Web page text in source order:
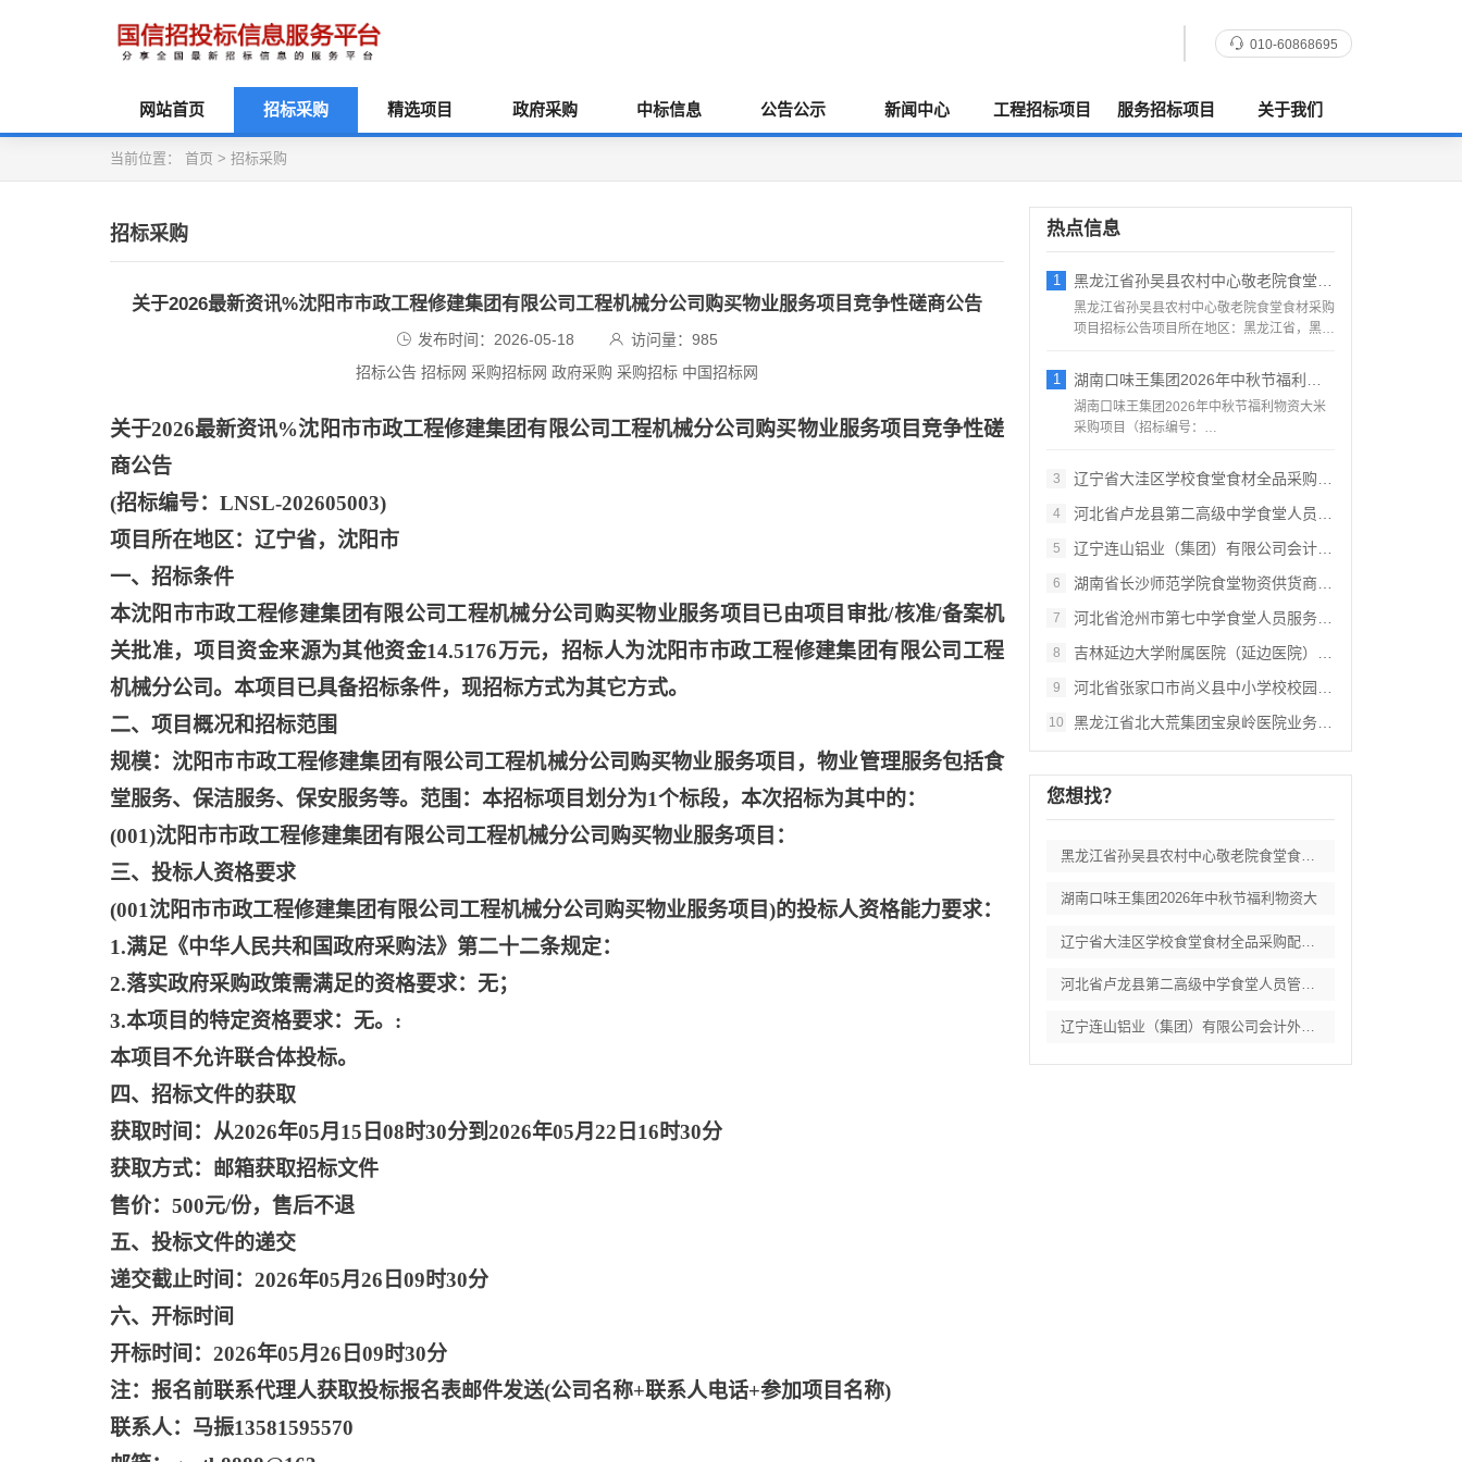
010-60868695
网站首页 招标采购 精选项目 政府采购 中标信息 公告公示 新闻中心 工程招标项目 服务招标项目 关于我们
当前位置： 首页 > 招标采购
招标采购
关于2026最新资讯%沈阳市市政工程修建集团有限公司工程机械分公司购买物业服务项目竞争性磋商公告
发布时间：2026-05-18 访问量：985
招标公告 招标网 采购招标网 政府采购 采购招标 中国招标网
关于2026最新资讯%沈阳市市政工程修建集团有限公司工程机械分公司购买物业服务项目竞争性磋
商公告
(招标编号：LNSL-202605003)
项目所在地区：辽宁省，沈阳市
一、招标条件
本沈阳市市政工程修建集团有限公司工程机械分公司购买物业服务项目已由项目审批/核准/备案机
关批准，项目资金来源为其他资金14.5176万元，招标人为沈阳市市政工程修建集团有限公司工程
机械分公司。本项目已具备招标条件，现招标方式为其它方式。
二、项目概况和招标范围
规模：沈阳市市政工程修建集团有限公司工程机械分公司购买物业服务项目，物业管理服务包括食
堂服务、保洁服务、保安服务等。范围：本招标项目划分为1个标段，本次招标为其中的：
(001)沈阳市市政工程修建集团有限公司工程机械分公司购买物业服务项目：
三、投标人资格要求
(001沈阳市市政工程修建集团有限公司工程机械分公司购买物业服务项目)的投标人资格能力要求：
1.满足《中华人民共和国政府采购法》第二十二条规定：
2.落实政府采购政策需满足的资格要求：无；
3.本项目的特定资格要求：无。:
本项目不允许联合体投标。
四、招标文件的获取
获取时间：从2026年05月15日08时30分到2026年05月22日16时30分
获取方式：邮箱获取招标文件
售价： 500元/份，售后不退
五、投标文件的递交
递交截止时间： 2026年05月26日09时30分
六、开标时间
开标时间： 2026年05月26日09时30分
注：报名前联系代理人获取投标报名表邮件发送(公司名称+联系人电话+参加项目名称)
联系人：马振13581595570
热点信息
1 黑龙江省孙吴县农村中心敬老院食堂食材采购
黑龙江省孙吴县农村中心敬老院食堂食材采购
项目招标公告项目所在地区：黑龙江省，黑河
1 湖南口味王集团2026年中秋节福利物资大
湖南口味王集团2026年中秋节福利物资大米
采购项目（招标编号：
3
辽宁省大洼区学校食堂食材全品采购配送服务
4 河北省卢龙县第二高级中学食堂人员管理服务
5 辽宁连山铝业（集团）有限公司会计外包服务
6 湖南省长沙师范学院食堂物资供货商采购项目
7 河北省沧州市第七中学食堂人员服务项目招标
8 吉林延边大学附属医院（延边医院）中药配方
9 河北省张家口市尚义县中小学校校园餐食材集
10 黑龙江省北大荒集团宝泉岭医院业务应用系统
您想找？
黑龙江省孙吴县农村中心敬老院食堂食材采购
湖南口味王集团2026年中秋节福利物资大
河北省卢龙县第二高级中学食堂人员管理服务
辽宁连山铝业（集团）有限公司会计外包服务